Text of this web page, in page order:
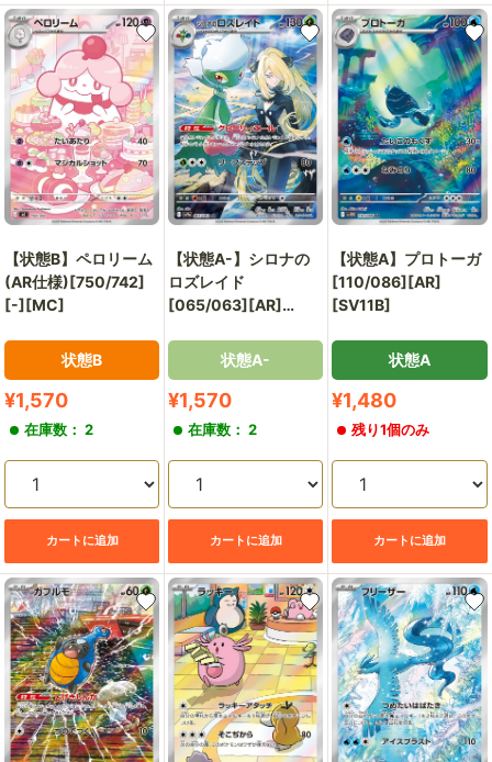
【状態B】ペロリーム
(AR仕様)[750/742]
[-][MC]
状態B
販
価
格
¥1,570
在庫数： 2
カートに追加
【状態A-】シロナの
ロズレイド
[065/063][AR]
状態A-
販
価
格
¥1,570
在庫数： 2
カートに追加
【状態A】プロトーガ
[110/086][AR]
[SV11B]
状態A
販
価
格
¥1,480
残り1個のみ
カートに追加